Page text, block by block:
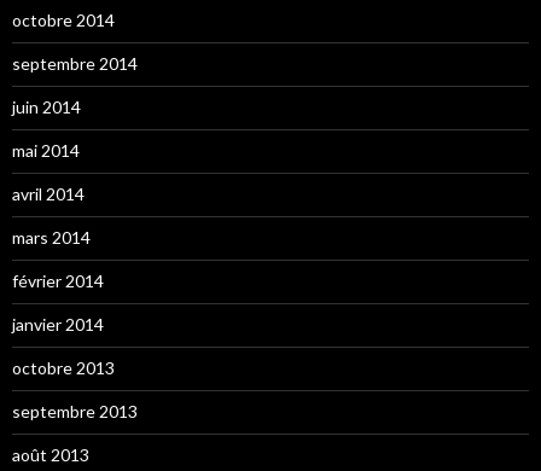
octobre 2014
septembre 2014
juin 2014
mai 2014
avril 2014
mars 2014
février 2014
janvier 2014
octobre 2013
septembre 2013
août 2013